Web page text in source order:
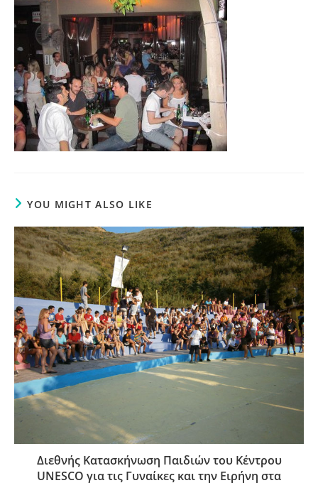
YOU MIGHT ALSO LIKE
Διεθνής Κατασκήνωση Παιδιών του Κέντρου
UNESCO για τις Γυναίκες και την Ειρήνη στα